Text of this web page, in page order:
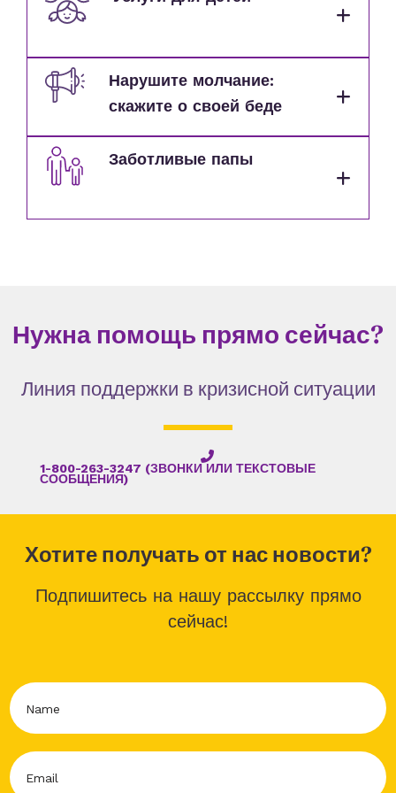
Нарушите молчание:
скажите о своей беде
Заботливые папы
Нужна помощь прямо сейчас?
Линия поддержки в кризисной ситуации
1-800-263-3247 (ЗВОНКИ ИЛИ ТЕКСТОВЫЕ
СООБЩЕНИЯ)
Хотите получать от нас новости?
Подпишитесь на нашу рассылку прямо
сейчас!
N
a
m
*E
m